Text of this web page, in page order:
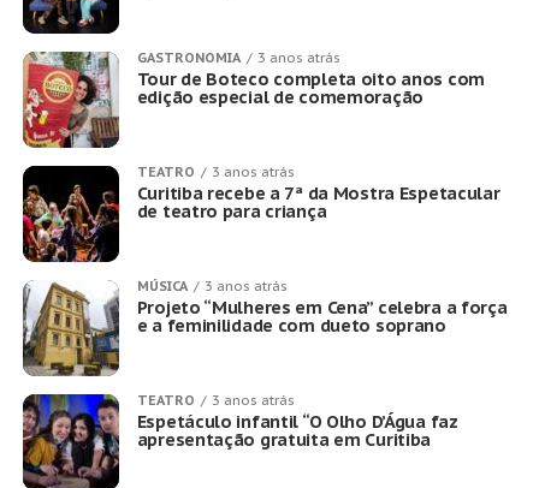
GASTRONOMIA 3 anos atrás
Tour de Boteco completa oito anos com
edição especial de comemoração
TEATRO 3 anos atrás
Curitiba recebe a 7ª da Mostra Espetacular
de teatro para criança
MÚSICA 3 anos atrás
Projeto “Mulheres em Cena” celebra a força
e a feminilidade com dueto soprano
TEATRO 3 anos atrás
Espetáculo infantil “O Olho D’Água faz
apresentação gratuita em Curitiba